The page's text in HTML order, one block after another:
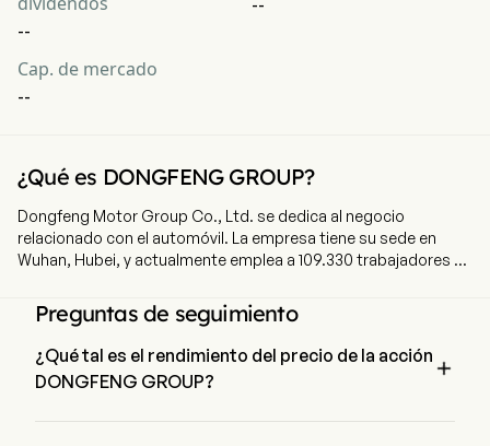
--
--
Cap. de mercado
--
¿Qué es DONGFENG GROUP?
Dongfeng Motor Group Co., Ltd. se dedica al negocio
relacionado con el automóvil. La empresa tiene su sede en
Wuhan, Hubei, y actualmente emplea a 109.330 trabajadores a
de 2005. La firma opera a través de cuatro segmentos. El
segmento de Vehículos Comerciales fabrica y vende
principalmente vehículos comerciales, así como sus motores
relacionados y otras piezas de automóviles. Los vehículos
comerciales incluyen camiones medianos y pesados,
Preguntas de seguimiento
¿Qué tal es el rendimiento del precio de la acción
DONGFENG GROUP?
